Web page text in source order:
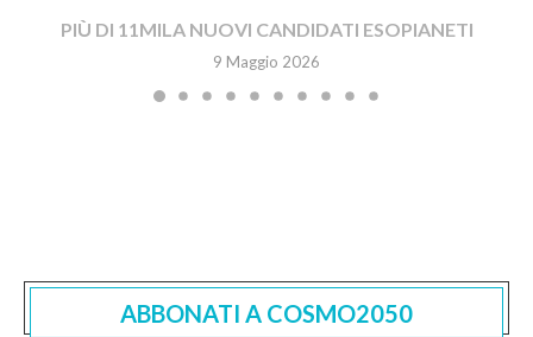
PIÙ DI 11MILA NUOVI CANDIDATI ESOPIANETI
9 Maggio 2026
ABBONATI A COSMO2050